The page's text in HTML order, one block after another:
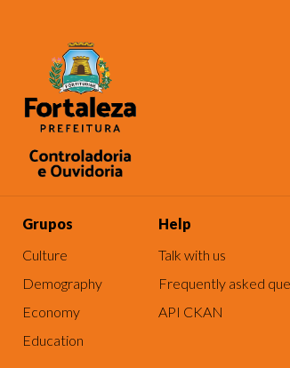
Grupos
Culture
Demography
Economy
Education
Help
Talk with us
Frequently asked
API CKAN